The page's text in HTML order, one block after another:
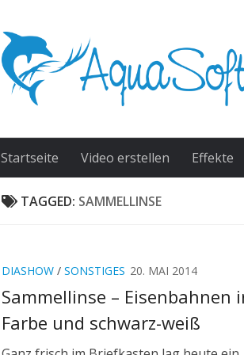
Startseite Video erstellen Effekte
TAGGED: SAMMELLINSE
DIASHOW / SONSTIGES 20. MAI 2014
Sammellinse – Eisenbahnen
Farbe und schwarz-weiß